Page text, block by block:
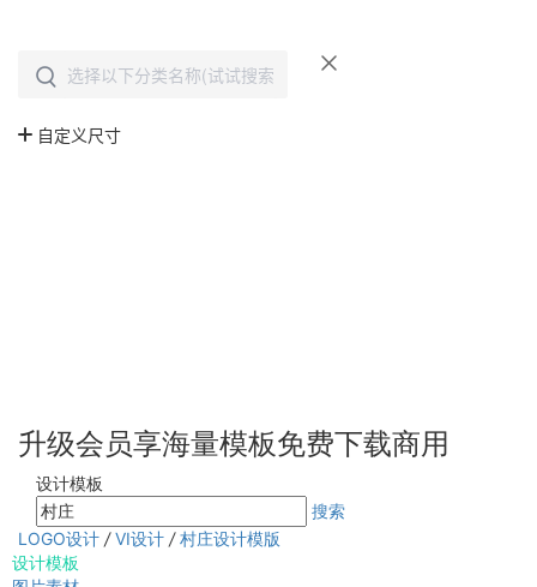
升级会员享海量模板免费下载商用
设计模板
搜索
LOGO设计 / VI设计 / 村庄设计模版
设计模板